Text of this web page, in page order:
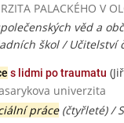
PALACKÉHO V
věd a
škol /
s lidmi po traumatu
univerzita
práce(čtyřleté) /